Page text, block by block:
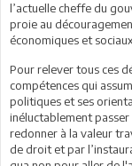
l’actuelle cheffe du
proie au
économiques et
Pour relever tous ces
compétences qui
politiques et ses
inéluctablement
redonner à la valeur
de droit et par